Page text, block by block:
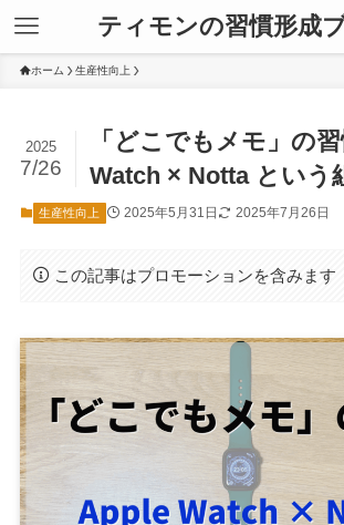
ティモンの習慣形成
ホーム 生産性向上
「どこでもメモ」の
Watch × Notta という
2025
7/26
生産性向上 2025年5月31日 2025年7月26日
この記事はプロモーションを含みます